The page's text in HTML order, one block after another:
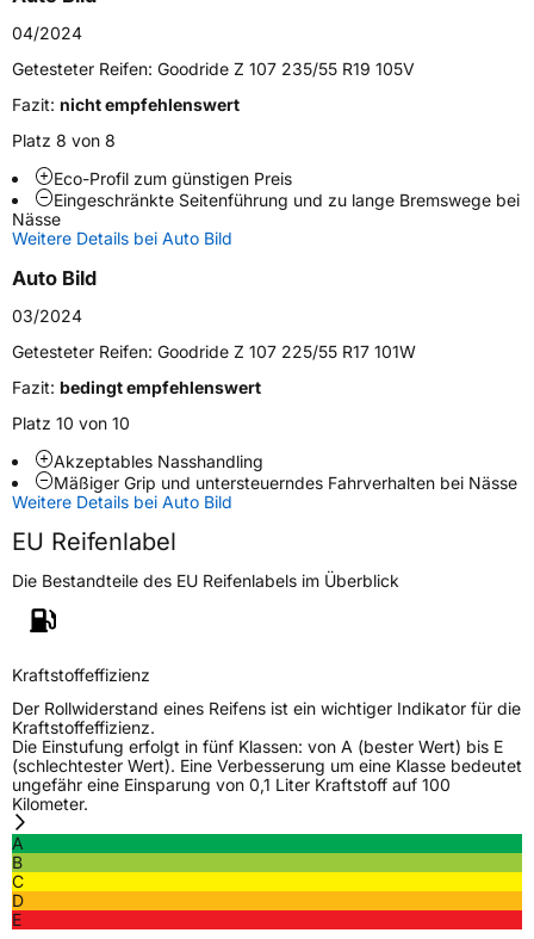
Fahrzeugtyp
VerwendungSommerreifen
ModellnameZ 107
Fahrzeugart
Weitere Eigenschaften
Schlauchtyp TL
Zustand
EU Label
EffizienzC
Nasshaftung B
3PMSF / Schneeflockensymbol / Alpine-SymbolNein
EisgripNein
Allgemeine Produktsicherheit (GPSR)
04/2024
Getesteter Reifen: Goodride Z 107 235/55 R19 105V
Fazit: nicht empfehlenswert
Platz 8 von 8
Eco-Profil zum günstigen Preis
Eingeschränkte Seitenführung und zu lange Bremswege bei
Nässe
Weitere Details bei Auto Bild
Auto Bild
03/2024
Getesteter Reifen: Goodride Z 107 225/55 R17 101W
Fazit: bedingt empfehlenswert
Platz 10 von 10
Akzeptables Nasshandling
Mäßiger Grip und untersteuerndes Fahrverhalten bei Nässe
Weitere Details bei Auto Bild
EU Reifenlabel
Die Bestandteile des EU Reifenlabels im Überblick
Kraftstoffeffizienz
Der Rollwiderstand eines Reifens ist ein wichtiger Indikator für die
Kraftstoffeffizienz.
Die Einstufung erfolgt in fünf Klassen: von A (bester Wert) bis E
(schlechtester Wert). Eine Verbesserung um eine Klasse bedeutet
ungefähr eine Einsparung von 0,1 Liter Kraftstoff auf 100
Kilometer.
A
B
C
D
E